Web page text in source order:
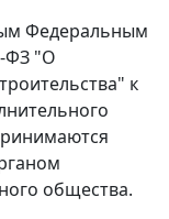
Федеральным
ФЗ "О
к
общества.